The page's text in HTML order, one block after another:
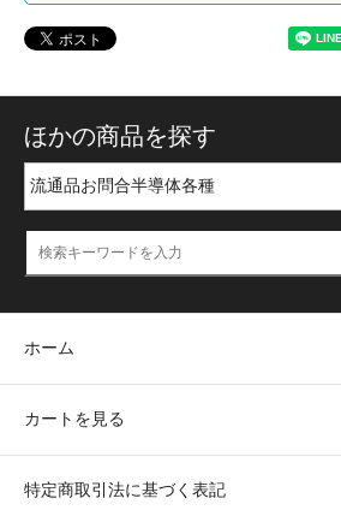
ほかの商品を探す
ホーム
カートを見る
特定商取引法に基づく表記